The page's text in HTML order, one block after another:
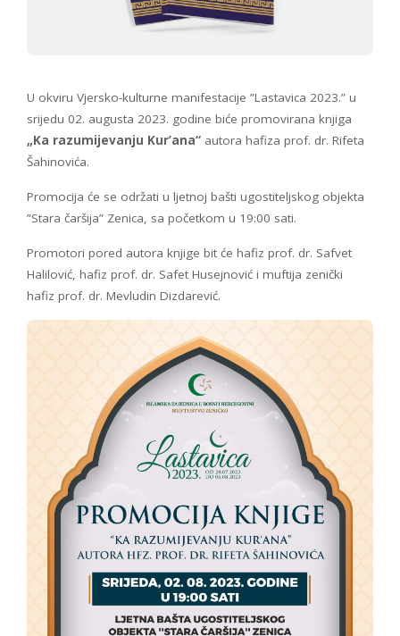
U okviru Vjersko-kulturne manifestacije ”Lastavica 2023.” u
srijedu 02. augusta 2023. godine biće promovirana knjiga
„Ka razumijevanju Kur’ana“ autora hafiza prof. dr. Rifeta
Šahinovića.
Promocija će se održati u ljetnoj bašti ugostiteljskog objekta
”Stara čaršija” Zenica, sa početkom u 19:00 sati.
Promotori pored autora knjige bit će hafiz prof. dr. Safvet
Halilović, hafiz prof. dr. Safet Husejnović i muftija zenički
hafiz prof. dr. Mevludin Dizdarević.